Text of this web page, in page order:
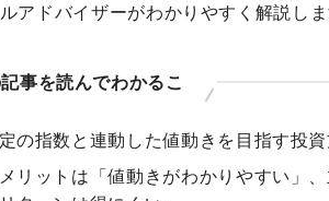
アドバイザーがわかりやすく解説し
事を読んでわかるこ
の指数と連動した値動きを目指す投
リットは「値動きがわかりやすい」